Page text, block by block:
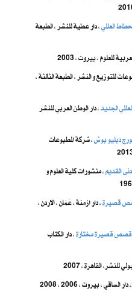
العالمي، دار عطية للنشر ، الطبعة
للعلوم ، بيروت ، 2003
للتوزيع و النشر ، الطبعة الثالثة ،
الجديد، دار الوطن العربي للنشر
دبليو بوش، شركة المطبوعات
القديم، منشورات كلية العلوم و
قصيرة، دار ازمنة ، عَمَان ، الاردن ،
قصيرة مختارة، دار الكتاب
للنشر، القاهرة ، 2007
، دار الساقي ، بيروت ، 2006 ، 2008